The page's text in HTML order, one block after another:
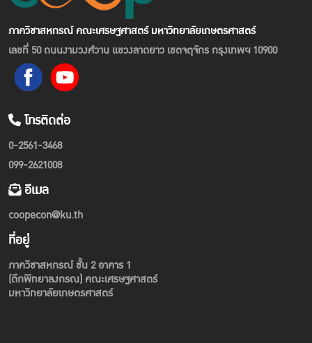
ภาควิชาสหกรณ์ คณะเศรษฐศาสตร์ มหาวิทยาลัยเกษตรศาสตร์
เลขที่ 50 ถนนงามวงศ์วาน แขวงลาดยาว เขตจตุจักร กรุงเทพฯ 10900
โทรติดต่อ
0-2561-3468
099-2621008
อีเมล
coopecon@ku.th
ที่อยู่
ภาควิชาสหกรณ์ ชั้น 2 อาคาร 1
(ตึกพิทยาลงกรณ) คณะเศรษฐศาสตร์
มหาวิทยาลัยเกษตรศาสตร์